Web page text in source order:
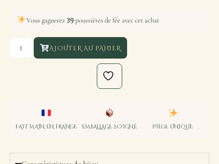
Vous gagnerez 39poussières de fée avec cet achat
AJOUTER AU PANIER
FAIT MAIN EN FRANCE EMBALLAGE SOIGNÉ PIÈCE UNIQUE